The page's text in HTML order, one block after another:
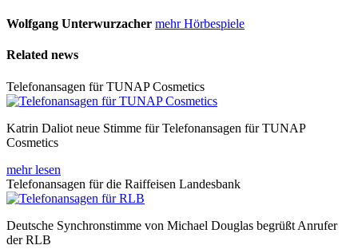
Wolfgang Unterwurzacher mehr Hörbespiele
Related news
Telefonansagen für TUNAP Cosmetics
Katrin Daliot neue Stimme für Telefonansagen für TUNAP
Cosmetics
mehr lesen
Telefonansagen für die Raiffeisen Landesbank
Deutsche Synchronstimme von Michael Douglas begrüßt Anrufer
der RLB